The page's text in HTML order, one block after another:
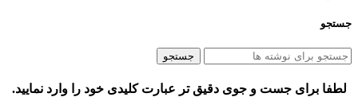
جستجو
جستجو
لطفا برای جست و جوی دقیق تر عبارت کلیدی خود را وارد نمایید.